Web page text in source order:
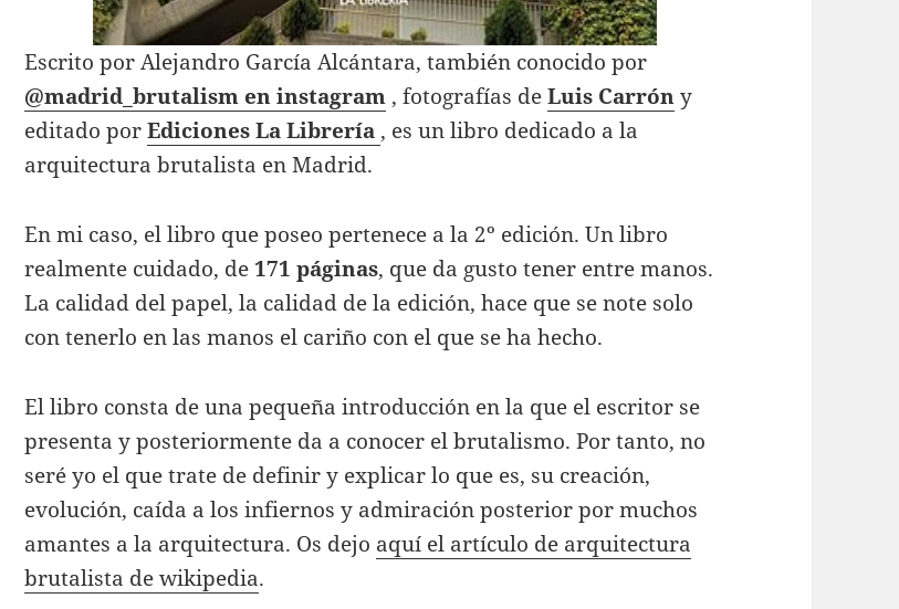
Escrito por Alejandro García Alcántara, también conocido por
@madrid_brutalism en instagram , fotografías deLuis Carróny
editado porEdiciones La Librería , es un libro dedicado a la
arquitectura brutalista en Madrid.
En mi caso, el libro que poseo pertenece a la 2º edición. Un libro
realmente cuidado, de 171 páginas, que da gusto tener entre manos.
La calidad del papel, la calidad de la edición, hace que se note solo
con tenerlo en las manos el cariño con el que se ha hecho.
El libro consta de una pequeña introducción en la que el escritor se
presenta y posteriormente da a conocer el brutalismo. Por tanto, no
seré yo el que trate de definir y explicar lo que es, su creación,
evolución, caída a los infiernos y admiración posterior por muchos
amantes a la arquitectura. Os dejo aquí el artículo de arquitectura
brutalista de wikipedia.